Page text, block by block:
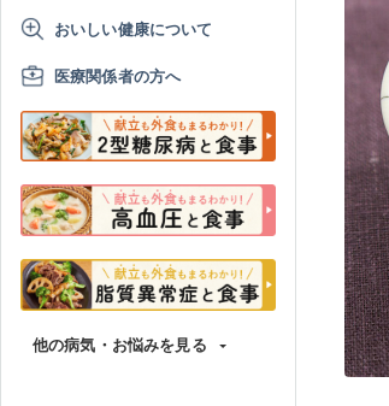
おいしい健康について
医療関係者の方へ
他の病気・お悩みを見る